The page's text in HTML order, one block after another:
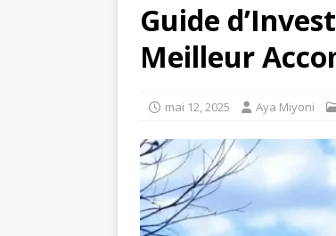
Guide
Meilleur
mai 12, 2025 Aya Miyoni